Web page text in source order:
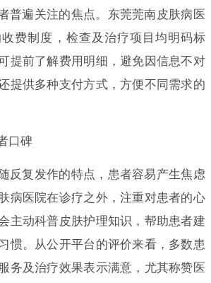
普遍关注的焦点。东莞莞南皮肤病医
费制度，检查及治疗项目均明码标
提前了解费用明细，避免因信息不对
提供多种支付方式，方便不同需求的
口碑
反复发作的特点，患者容易产生焦虑
病医院在诊疗之外，注重对患者的心
主动科普皮肤护理知识，帮助患者建
惯。从公开平台的评价来看，多数患
务及治疗效果表示满意，尤其称赞医